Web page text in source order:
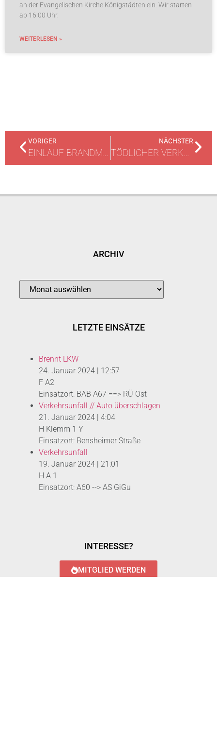
an der Evangelischen Kirche Königstädten ein. Wir starten
ab 16:00 Uhr.
WEITERLESEN »
VORIGER
EINLAUF BRANDMELDEANLAGE
NÄCHSTER
TÖDLICHER VERKEHRSUNFALL
ARCHIV
LETZTE EINSÄTZE
Brennt LKW
24. Januar 2024 | 12:57
F A2
Einsatzort: BAB A67 ==> RÜ Ost
Verkehrsunfall // Auto überschlagen
21. Januar 2024 | 4:04
H Klemm 1 Y
Einsatzort: Bensheimer Straße
Verkehrsunfall
19. Januar 2024 | 21:01
H A 1
Einsatzort: A60 --> AS GiGu
INTERESSE?
MITGLIED WERDEN